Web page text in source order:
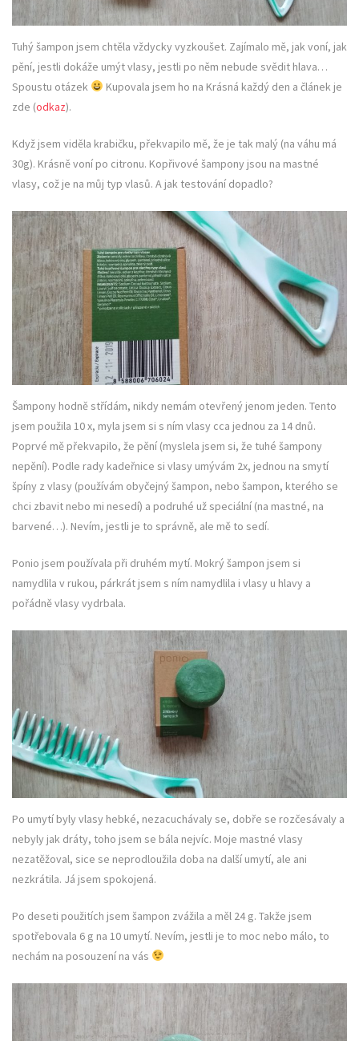
Tuhý šampon jsem chtěla vždycky vyzkoušet. Zajímalo mě, jak voní, jak
pění, jestli dokáže umýt vlasy, jestli po něm nebude svědit hlava…
Spoustu otázek
Kupovala jsem ho na Krásná každý den a článek je
zde (odkaz).
Když jsem viděla krabičku, překvapilo mě, že je tak malý (na váhu má
30g). Krásně voní po citronu. Kopřivové šampony jsou na mastné
vlasy, což je na můj typ vlasů. A jak testování dopadlo?
Šampony hodně střídám, nikdy nemám otevřený jenom jeden. Tento
jsem použila 10 x, myla jsem si s ním vlasy cca jednou za 14 dnů.
Poprvé mě překvapilo, že pění (myslela jsem si, že tuhé šampony
nepění). Podle rady kadeřnice si vlasy umývám 2x, jednou na smytí
špíny z vlasy (používám obyčejný šampon, nebo šampon, kterého se
chci zbavit nebo mi nesedí) a podruhé už speciální (na mastné, na
barvené…). Nevím, jestli je to správně, ale mě to sedí.
Ponio jsem používala při druhém mytí. Mokrý šampon jsem si
namydlila v rukou, párkrát jsem s ním namydlila i vlasy u hlavy a
pořádně vlasy vydrbala.
Po umytí byly vlasy hebké, nezacuchávaly se, dobře se rozčesávaly a
nebyly jak dráty, toho jsem se bála nejvíc. Moje mastné vlasy
nezatěžoval, sice se neprodloužila doba na další umytí, ale ani
nezkrátila. Já jsem spokojená.
Po deseti použitích jsem šampon zvážila a měl 24 g. Takže jsem
spotřebovala 6 g na 10 umytí. Nevím, jestli je to moc nebo málo, to
nechám na posouzení na vás